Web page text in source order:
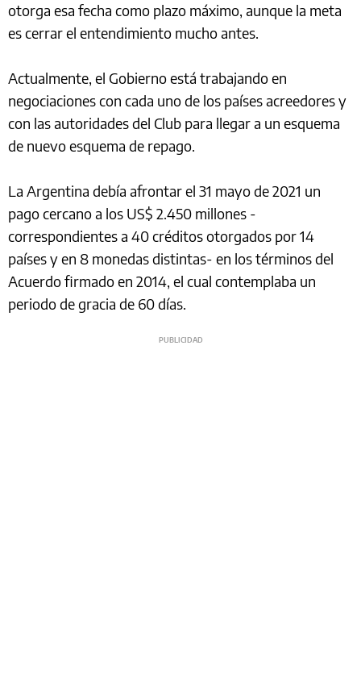
otorga esa fecha como plazo máximo, aunque la meta
es cerrar el entendimiento mucho antes.
Actualmente, el Gobierno está trabajando en
negociaciones con cada uno de los países acreedores y
con las autoridades del Club para llegar a un esquema
de nuevo esquema de repago.
La Argentina debía afrontar el 31 mayo de 2021 un
pago cercano a los US$ 2.450 millones -
correspondientes a 40 créditos otorgados por 14
países y en 8 monedas distintas- en los términos del
Acuerdo firmado en 2014, el cual contemplaba un
periodo de gracia de 60 días.